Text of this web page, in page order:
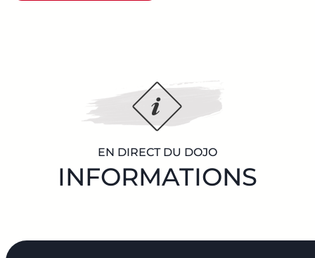
EN DIRECT DU DOJO
INFORMATIONS